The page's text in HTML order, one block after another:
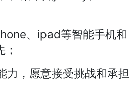
、ipad等智能手机和
力，愿意接受挑战和承担